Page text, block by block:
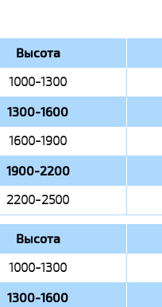
Высота
1000-1300
1300-1600
1600-1900
1900-2200
2200-2500
Высота
1000-1300
1300-1600